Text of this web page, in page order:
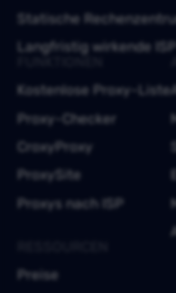
Statische
Langfristig wirkende
Kostenlose Proxy-Liste
Proxy-Checker
CroxyProxy
ProxySite
Proxys nach ISP
Preise